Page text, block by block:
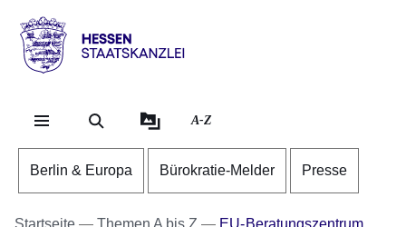
Hessen
Staatskanzlei
A-Z
Berlin & Europa Bürokratie-Melder Presse